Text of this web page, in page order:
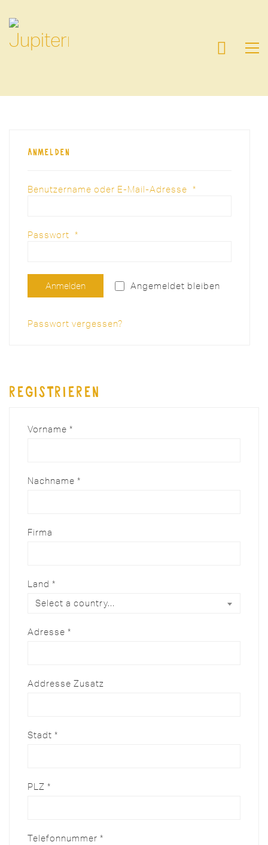
Anmelden
Benutzername oder E-Mail-Adresse *
Erforderlich
Passwort *
Erforderlich
Anmelden Angemeldet bleiben
Passwort vergessen?
Registrieren
Vorname *
Nachname *
Firma
Land *
Select a country...
Adresse *
Addresse Zusatz
Stadt *
PLZ *
Telefonnummer *